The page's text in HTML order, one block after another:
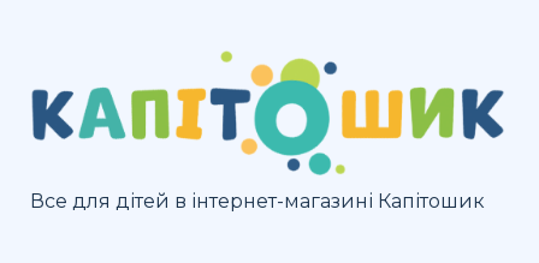
Все для дітей в інтернет-магазині Капітошик